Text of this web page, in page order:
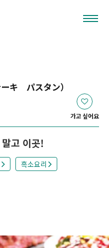
ーキ パスタン）
가고 싶어요
고 이곳!
흑소요리